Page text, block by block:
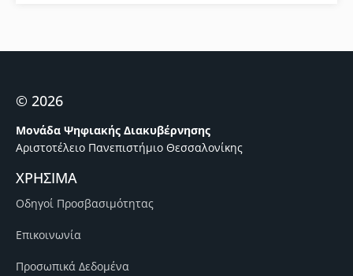
© 2026
Μονάδα Ψηφιακής Διακυβέρνησης
Αριστοτέλειο Πανεπιστήμιο Θεσσαλονίκης
ΧΡΗΣΙΜΑ
Οδηγοί Προσβασιμότητας
Επικοινωνία
Προσωπικά Δεδομένα